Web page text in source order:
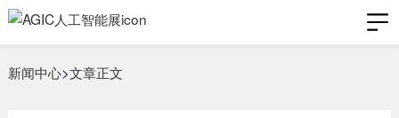
新闻中心>文章正文